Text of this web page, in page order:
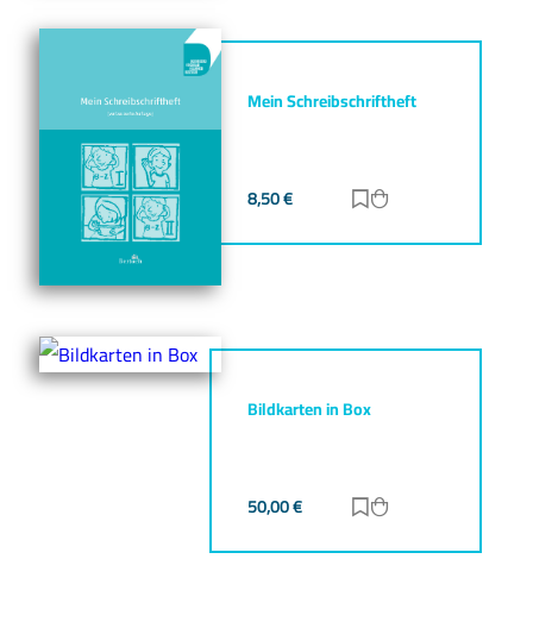
Mein Schreibschriftheft
8,50€ Zur Merkliste
Bildkarten in Box
50,00€ Zur Merkliste